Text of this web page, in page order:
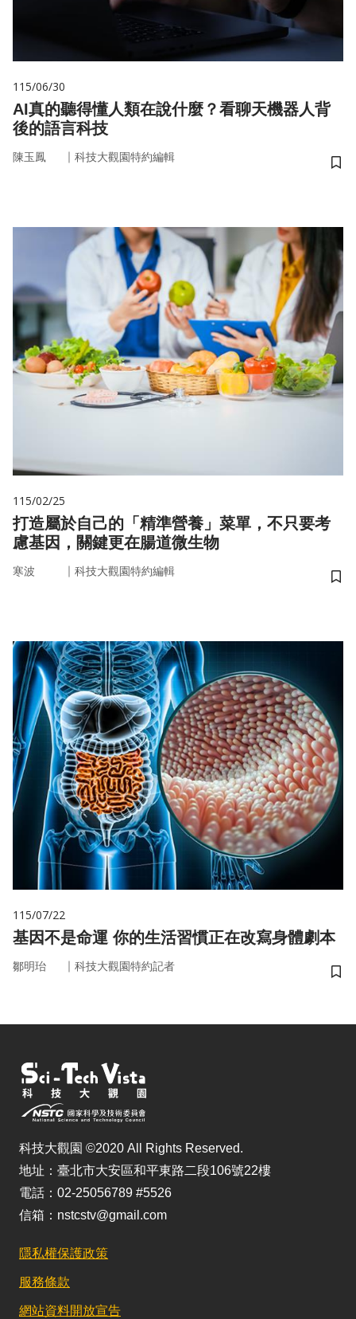
115/06/30
AI真的聽得懂人類在說什麼？看聊天機器人背
後的語言科技
陳玉鳳 ｜ 科技大觀園特約編輯
儲
115/02/25
打造屬於自己的「精準營養」菜單，不只要考
慮基因，關鍵更在腸道微生物
寒波 ｜ 科技大觀園特約編輯
儲
115/07/22
基因不是命運 你的生活習慣正在改寫身體劇本
鄒明珆 ｜ 科技大觀園特約記者
儲
科技大觀園 ©2020 All Rights Reserved.
地址：臺北市大安區和平東路二段106號22樓
電話：02-25056789 #5526
信箱：nstcstv@gmail.com
隱私權保護政策
服務條款
網站資料開放宣告